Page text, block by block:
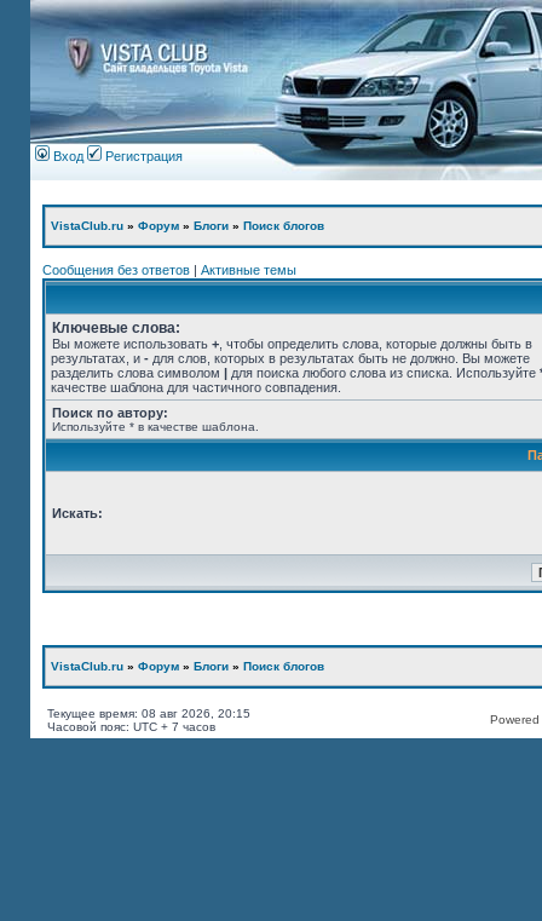
Вход Регистрация
VistaClub.ru » Форум » Блоги » Поиск блогов
Сообщения без ответов | Активные темы
Ключевые слова:
Вы можете использовать + , чтобы определить слова, которые должны быть в
результатах, и - для слов, которых в результатах быть не должно. Вы можете
разделить слова символом | для поиска любого слова из списка. Используйте
качестве шаблона для частичного совпадения.
Поиск по автору:
Используйте * в качестве шаблона.
Искать:
VistaClub.ru » Форум » Блоги » Поиск блогов
Текущее время: 08 авг 2026, 20:15
Часовой пояс: UTC + 7 часов